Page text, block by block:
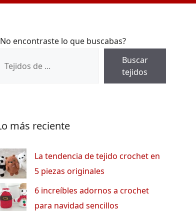
encontraste lo que buscabas?
Buscar
tejidos
más reciente
La tendencia de tejido crochet en
5 piezas originales
6 increíbles adornos a crochet
para navidad sencillos